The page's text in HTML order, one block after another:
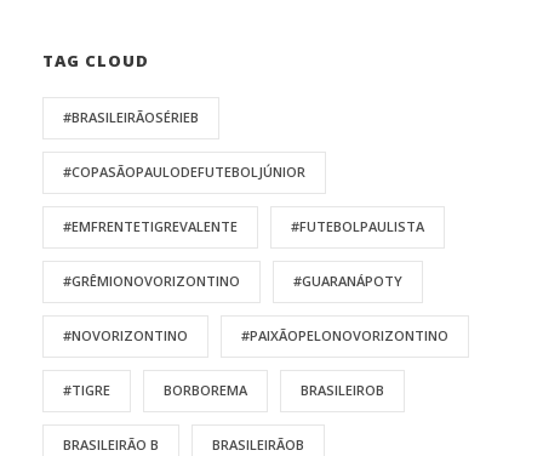
TAG CLOUD
#BRASILEIRÃOSÉRIEB
#COPASÃOPAULODEFUTEBOLJÚNIOR
#EMFRENTETIGREVALENTE #FUTEBOLPAULISTA
#GRÊMIONOVORIZONTINO #GUARANÁPOTY
#NOVORIZONTINO #PAIXÃOPELONOVORIZONTINO
#TIGRE BORBOREMA BRASILEIROB
BRASILEIRÃO B BRASILEIRÃOB